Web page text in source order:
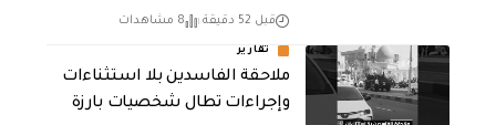
قبل 52 دقيقة 8 مشاهدات
تقارير
ملاحقة الفاسدين بلا استثناءات
وإجراءات تطال شخصيات بارزة